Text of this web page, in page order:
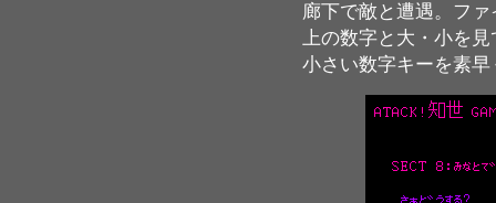
廊下で敵と遭遇。ファ
上の数字と大・小を
小さい数字キーを素早